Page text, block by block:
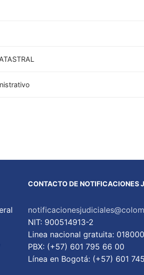
CONTACTO DE NOTIFICACIONES
NIT: 900514913-2
Linea nacional gratuita:
PBX: (+57) 601 795 66 00
Lí­nea en Bogotá: (+57) 601